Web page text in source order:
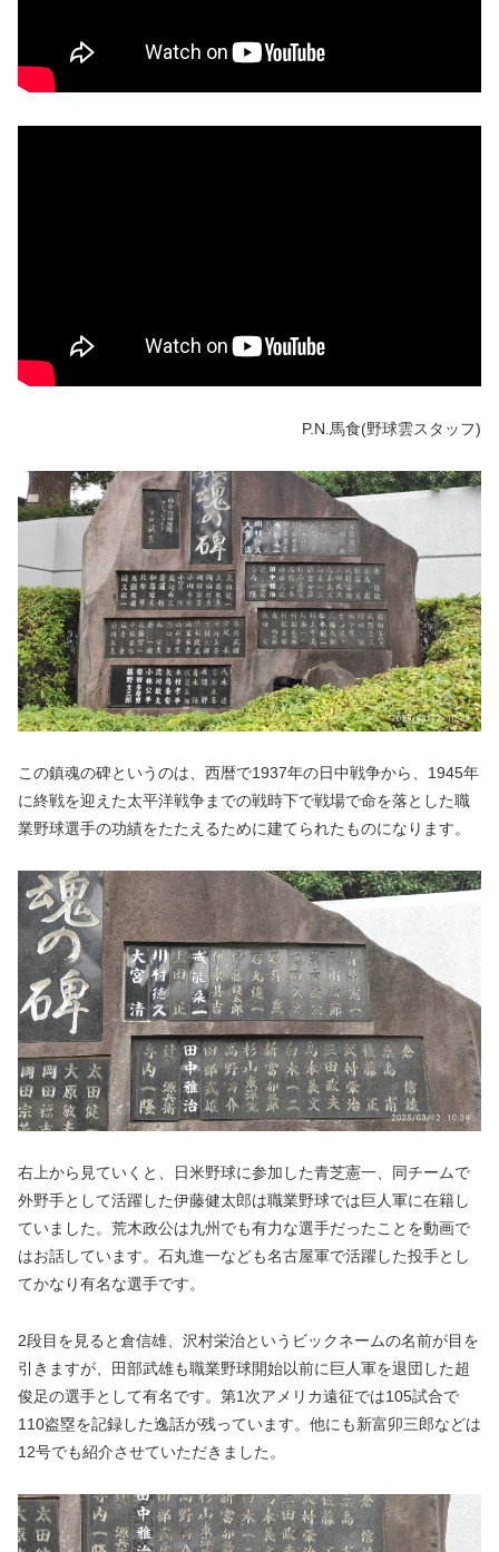
P.N.馬食(野球雲スタッフ)
この鎮魂の碑というのは、西暦で1937年の日中戦争から、1945年
に終戦を迎えた太平洋戦争までの戦時下で戦場で命を落とした職
業野球選手の功績をたたえるために建てられたものになります。
右上から見ていくと、日米野球に参加した青芝憲一、同チームで
外野手として活躍した伊藤健太郎は職業野球では巨人軍に在籍し
ていました。荒木政公は九州でも有力な選手だったことを動画で
はお話しています。石丸進一なども名古屋軍で活躍した投手とし
てかなり有名な選手です。
2段目を見ると倉信雄、沢村栄治というビックネームの名前が目を
引きますが、田部武雄も職業野球開始以前に巨人軍を退団した超
俊足の選手として有名です。第1次アメリカ遠征では105試合で
110盗塁を記録した逸話が残っています。他にも新富卯三郎などは
12号でも紹介させていただきました。